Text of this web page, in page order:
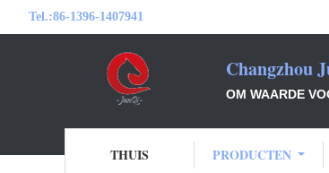
Tel.:86-1396-1407941
Changzhou
OM WAARDE
THUIS PRODUCTEN